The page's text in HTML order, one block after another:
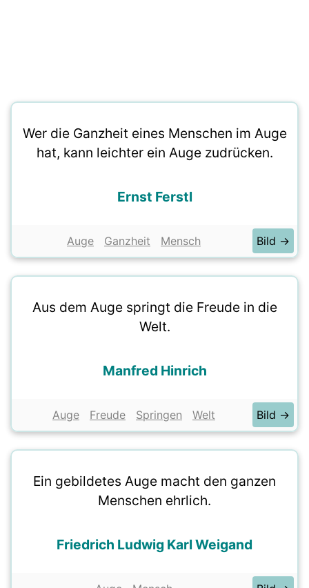
Wer die Ganzheit eines Menschen im Auge
hat, kann leichter ein Auge zudrücken.
Ernst Ferstl
Auge Ganzheit Mensch Bild →
Aus dem Auge springt die Freude in die
Welt.
Manfred Hinrich
Auge Freude Springen Welt Bild →
Ein gebildetes Auge macht den ganzen
Menschen ehrlich.
Friedrich Ludwig Karl Weigand